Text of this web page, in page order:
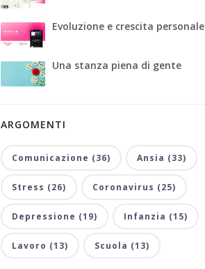
Evoluzione e crescita personale
Una stanza piena di gente
ARGOMENTI
Comunicazione (36) Ansia (33)
Stress (26) Coronavirus (25)
Depressione (19) Infanzia (15)
Lavoro (13) Scuola (13)